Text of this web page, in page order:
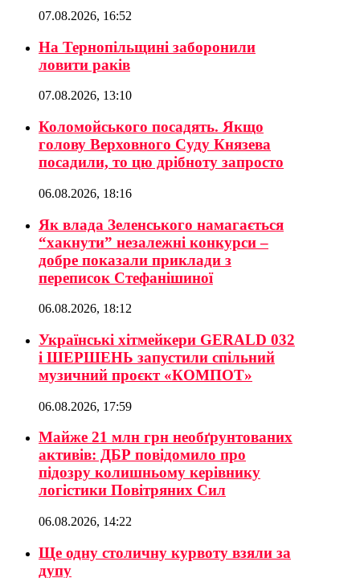
07.08.2026, 16:52
На Тернопільщині заборонили
ловити раків
07.08.2026, 13:10
Коломойського посадять. Якщо
голову Верховного Суду Князева
посадили, то цю дрібноту запросто
06.08.2026, 18:16
Як влада Зеленського намагається
“хакнути” незалежні конкурси –
добре показали приклади з
переписок Стефанішиної
06.08.2026, 18:12
Українські хітмейкери GERALD 032
і ШЕРШЕНЬ запустили спільний
музичний проєкт «КОМПОТ»
06.08.2026, 17:59
Майже 21 млн грн необґрунтованих
активів: ДБР повідомило про
підозру колишньому керівнику
логістики Повітряних Сил
06.08.2026, 14:22
Ще одну столичну курвоту взяли за
дупу